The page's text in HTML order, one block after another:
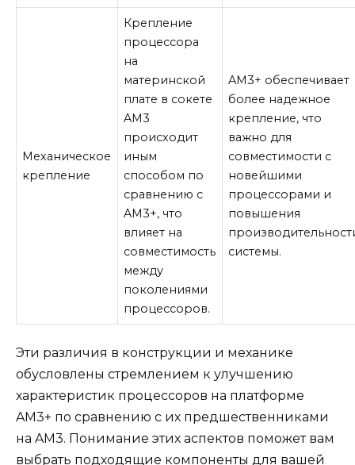
Механическое
крепление
Крепление
процессора
на
материнской
плате в сокете
AM3
происходит
иным
способом по
сравнению с
AM3+, что
влияет на
совместимость
между
поколениями
процессоров.
AM3+ обеспечивает
более надежное
крепление, что
важно для
совместимости с
новейшими
процессорами и
повышения
системы.
Эти различия в конструкции и механике
обусловлены стремлением к улучшению
характеристик процессоров на платформе
AM3+ по сравнению с их предшественниками
на AM3. Понимание этих аспектов поможет вам
выбрать подходящие компоненты для вашей